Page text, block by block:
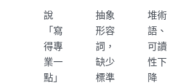
說
「寫
得專
業一
點」
抽象
形容
詞，
缺少
標準
堆術
語、
可讀
性下
降